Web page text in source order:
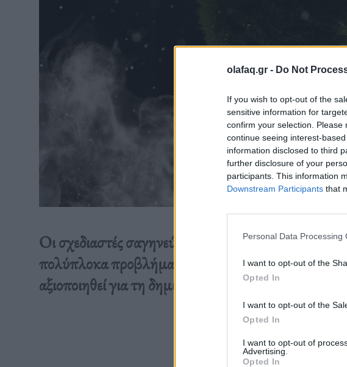
olafaq.gr - Do Not
If you wish to opt-out of the
sensitive information for
confirm your selection.
continue seeing interest-
information disclosed to third
further disclosure of your
participants. This information
Downstream Participants that
Personal Data Processing
I want to opt-out of the
Opted In
I want to opt-out of the
Opted In
I want to opt-out of
Advertising.
Opted In
Οι σχεδιαστές σαγηνεύονται από τη δυνατότητα του
πολύπλοκα προβλήματα, κάνοντάς τους να
αξιοποιηθεί για τη δημιουργία ενός βιώσιμου
Διαβάστε περισσότερα